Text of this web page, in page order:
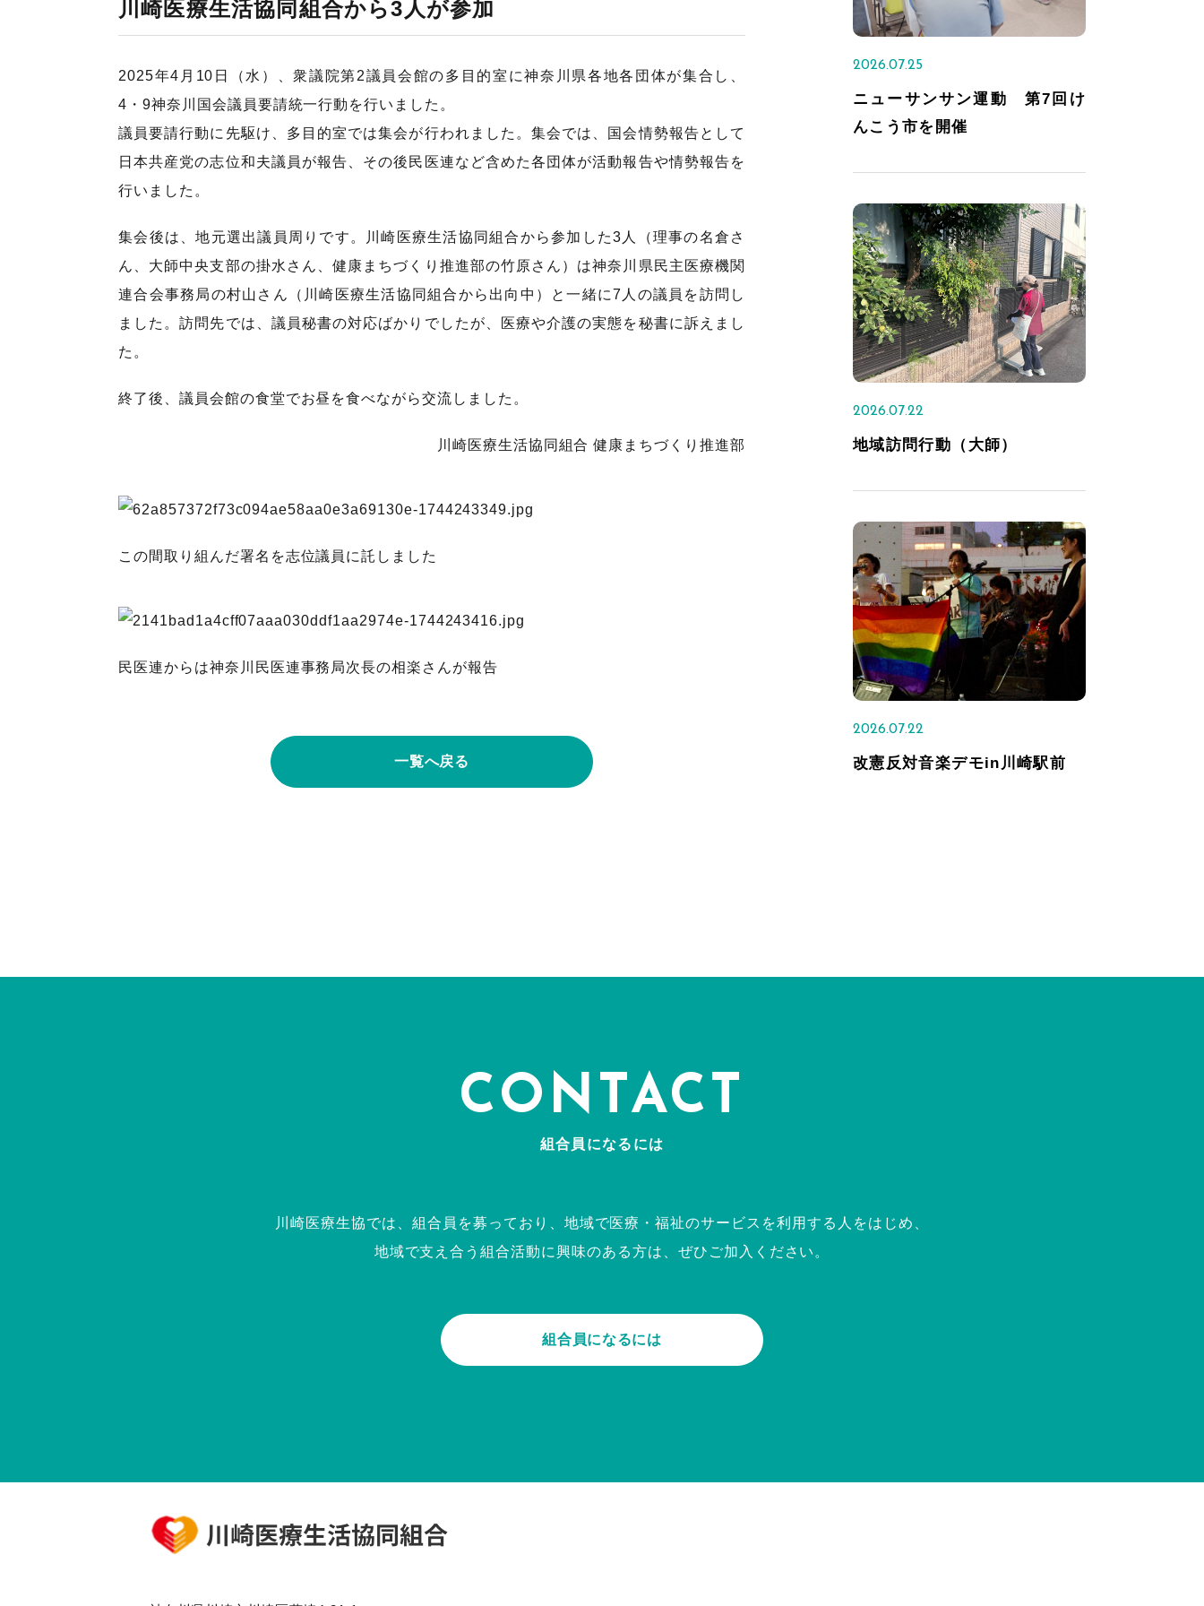
川崎医療生活協同組合から3人が参加
2025年4月10日（水）、衆議院第2議員会館の多目的室に神奈川県各地各団体が集合し、
4・9神奈川国会議員要請統一行動を行いました。
議員要請行動に先駆け、多目的室では集会が行われました。集会では、国会情勢報告として
日本共産党の志位和夫議員が報告、その後民医連など含めた各団体が活動報告や情勢報告を
行いました。
集会後は、地元選出議員周りです。川崎医療生活協同組合から参加した3人（理事の名倉さ
ん、大師中央支部の掛水さん、健康まちづくり推進部の竹原さん）は神奈川県民主医療機関
連合会事務局の村山さん（川崎医療生活協同組合から出向中）と一緒に7人の議員を訪問し
ました。訪問先では、議員秘書の対応ばかりでしたが、医療や介護の実態を秘書に訴えまし
た。
終了後、議員会館の食堂でお昼を食べながら交流しました。
川崎医療生活協同組合 健康まちづくり推進部
この間取り組んだ署名を志位議員に託しました
民医連からは神奈川民医連事務局次長の相楽さんが報告
一覧へ戻る
2026.07.25
ニューサンサン運動 第7回け
んこう市を開催
2026.07.22
地域訪問行動（大師）
2026.07.22
改憲反対音楽デモin川崎駅前
CONTACT
組合員になるには
川崎医療生協では、組合員を募っており、地域で医療・福祉のサービスを利用する人をはじめ、
地域で支え合う組合活動に興味のある方は、ぜひご加入ください。
組合員になるには